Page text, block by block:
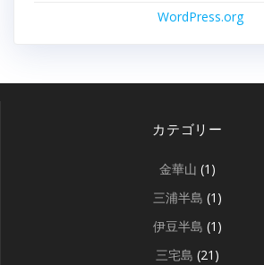
WordPress.org
カテゴリー
金華山 (1)
三浦半島 (1)
伊豆半島 (1)
三宅島 (21)